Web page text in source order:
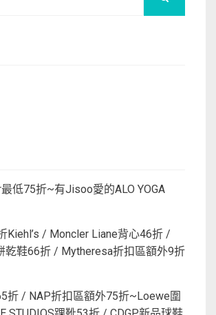
低75折~有Jisoo愛的ALO YOGA
Kiehl’s / Moncler Liane背心46折 /
乾鞋66折 / Mytheresa折扣區額外9折
折 / NAP折扣區額外75折~Loewe圍